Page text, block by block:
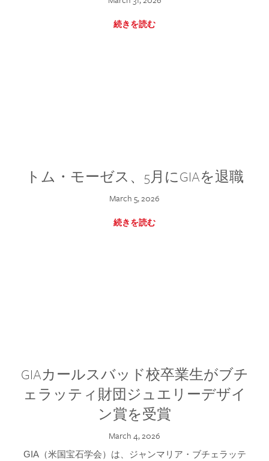
続きを読む
トム・モーゼス、5月にGIAを退職
March 5, 2026
続きを読む
GIAカールスバッド校卒業生がブチ
ェラッティ財団ジュエリーデザイ
ン賞を受賞
March 4, 2026
GIA（米国宝石学会）は、ジャンマリア・ブチェラッテ